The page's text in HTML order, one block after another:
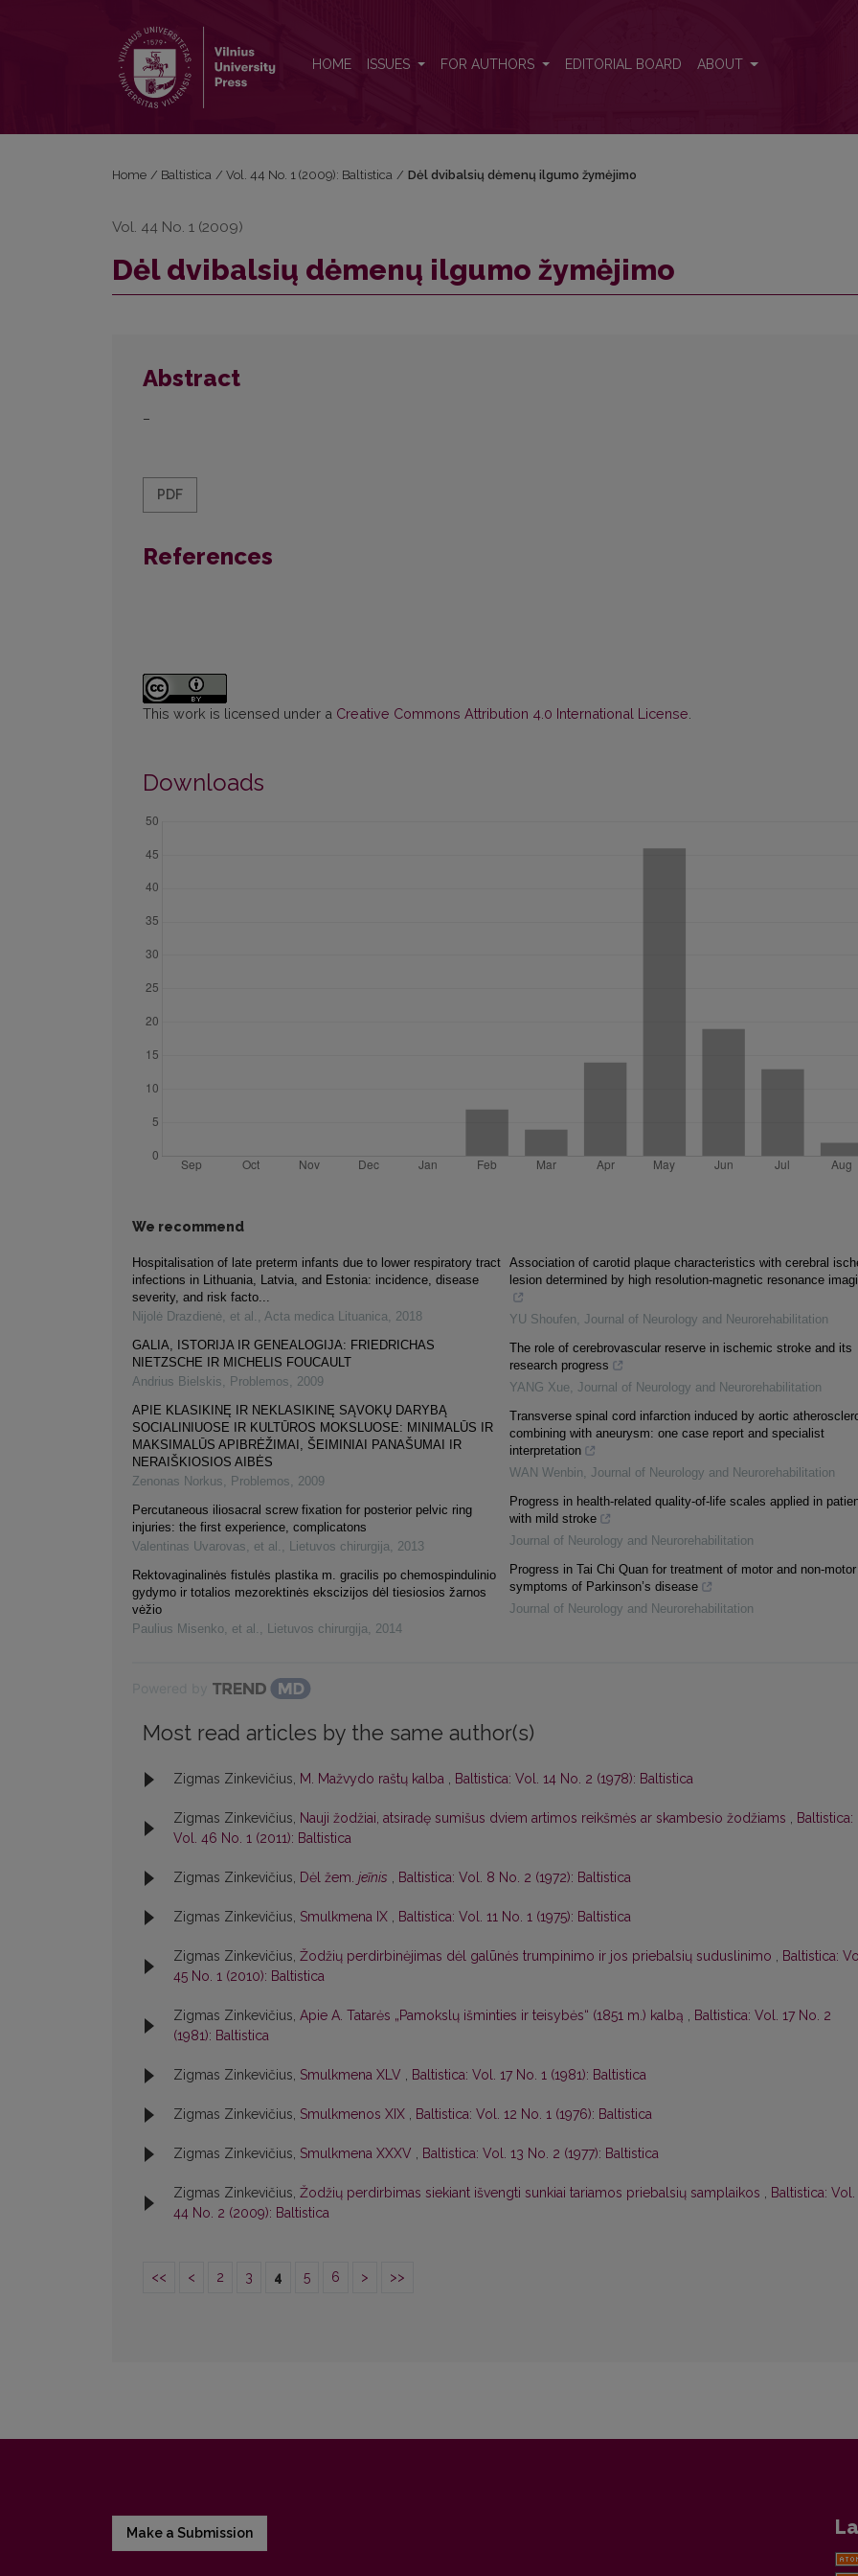
HOME ISSUES FOR AUTHORS EDITORIAL BOARD ABOUT
Home / Baltistica / Vol. 44 No. 1 (2009): Baltistica / Dėl dvibalsių dėmenų ilgumo žymėjimo
Vol. 44 No. 1 (2009)
Dėl dvibalsių dėmenų ilgumo žymėjimo
Abstract
–
PDF
References
This work is licensed under a Creative Commons Attribution 4.0 International License
Downloads
We recommend
Hospitalisation of late preterm infants due to lower respiratory tract
infections in Lithuania, Latvia, and Estonia: incidence, disease
severity, and risk facto...
Nijolė Drazdienė, et al. , Acta medica Lituanica, 2018
GALIA, ISTORIJA IR GENEALOGIJA: FRIEDRICHAS
NIETZSCHE IR MICHELIS FOUCAULT
Andrius Bielskis, Problemos, 2009
APIE KLASIKINĘ IR NEKLASIKINĘ SĄVOKŲ DARYBĄ
SOCIALINIUOSE IR KULTŪROS MOKSLUOSE: MINIMALŪS IR
MAKSIMALŪS APIBRĖŽIMAI, ŠEIMINIAI PANAŠUMAI IR
NERAIŠKIOSIOS AIBĖS
Zenonas Norkus, Problemos, 2009
Percutaneous iliosacral screw fixation for posterior pelvic ring
injuries: the first experience, complicatons
Valentinas Uvarovas, et al. , Lietuvos chirurgija, 2013
Rektovaginalinės fistulės plastika m. gracilis po chemospindulinio
gydymo ir totalios mezorektinės ekscizijos dėl tiesiosios žarnos
vėžio
Paulius Misenko, et al. , Lietuvos chirurgija, 2014
Association of carotid plaque characteristics with cerebral
lesion determined by high resolution-magnetic resonance
YU Shoufen, Journal of Neurology and Neurorehabilitation
The role of cerebrovascular reserve in ischemic stroke and its
research progress
YANG Xue, Journal of Neurology and Neurorehabilitation
Transverse spinal cord infarction induced by aortic
combining with aneurysm: one case report and specialist
interpretation
WAN Wenbin, Journal of Neurology and Neurorehabilitation
Progress in health-related quality-of-life scales applied in
with mild stroke
Journal of Neurology and Neurorehabilitation
Progress in Tai Chi Quan for treatment of motor and non-motor
symptoms of Parkinson’s disease
Journal of Neurology and Neurorehabilitation
Most read articles by the same author(s)
Zigmas Zinkevičius, M. Mažvydo raštų kalba , Baltistica: Vol. 14 No. 2 (1978): Baltistica
Zigmas Zinkevičius, Nauji žodžiai, atsiradę sumišus dviem artimos reikšmės ar skambesio žodžiams , Baltistica:
Vol. 46 No. 1 (2011): Baltistica
Zigmas Zinkevičius, Dėl žem. jeĩnis , Baltistica: Vol. 8 No. 2 (1972): Baltistica
Zigmas Zinkevičius, Smulkmena IX , Baltistica: Vol. 11 No. 1 (1975): Baltistica
Zigmas Zinkevičius, Žodžių perdirbinėjimas dėl galūnės trumpinimo ir jos priebalsių suduslinimo , Baltistica:
45 No. 1 (2010): Baltistica
Zigmas Zinkevičius, Apie A. Tatarės „Pamokslų išminties ir teisybės“ (1851 m.) kalbą , Baltistica: Vol. 17 No. 2
(1981): Baltistica
Zigmas Zinkevičius, Smulkmena XLV , Baltistica: Vol. 17 No. 1 (1981): Baltistica
Zigmas Zinkevičius, Smulkmenos XIX , Baltistica: Vol. 12 No. 1 (1976): Baltistica
Zigmas Zinkevičius, Smulkmena XXXV , Baltistica: Vol. 13 No. 2 (1977): Baltistica
Zigmas Zinkevičius, Žodžių perdirbimas siekiant išvengti sunkiai tariamos priebalsių samplaikos , Baltistica: Vol.
44 No. 2 (2009): Baltistica
<< < 2 3 4 5 6 > >>
Make a Submission